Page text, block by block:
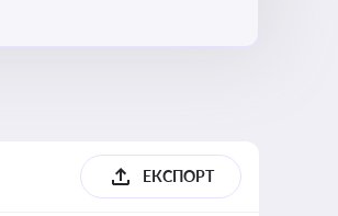
ЕКСПОРТ